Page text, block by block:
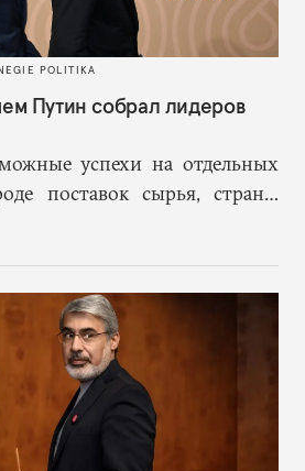
POLITIKA
Путин собрал лидеров
успехи на отдельных
поставок сырья, страны
уравновесить растущую